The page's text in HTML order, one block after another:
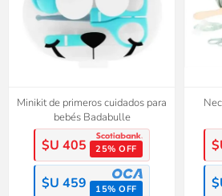
Minikit de primeros cuidados para
bebés Badabulle
$U 405 25% OFF
$U 459 15% OFF